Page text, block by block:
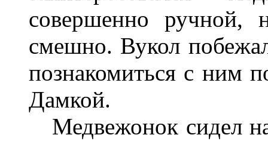
совершенно ручной,
смешно. Вукол
познакомиться с ним
Дамкой.
Медвежонок сидел